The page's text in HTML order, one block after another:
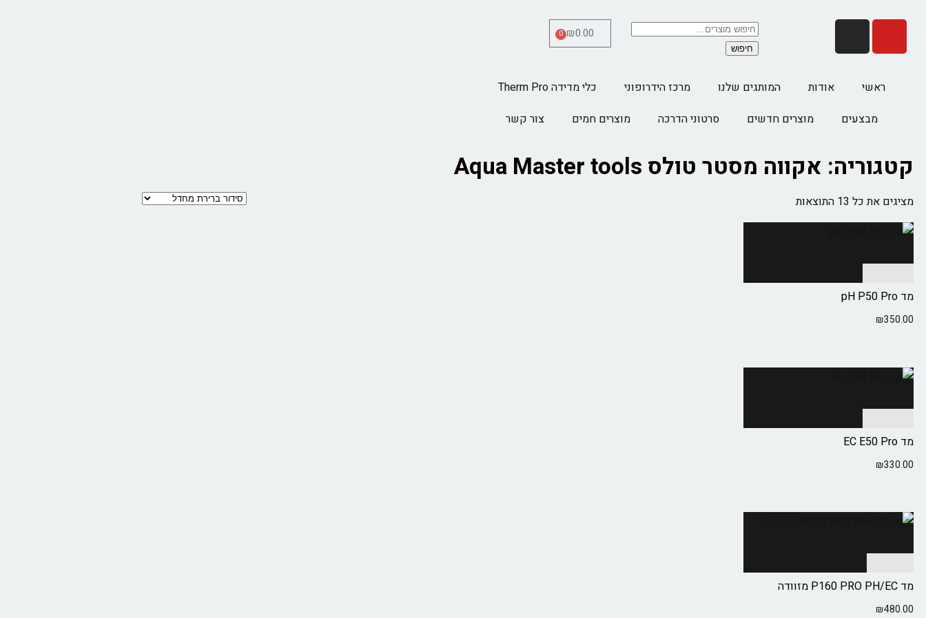
חיפוש
₪0.00
0
ראשי אודות המותגים שלנו מרכז הידרופוני
כלי מדידה Therm Pro
מבצעים
מוצרים חדשים סרטוני הדרכה מוצרים חמים צור קשר
קטגוריה: אקווה מסטר טולס Aqua Master tools
מציגים את כל ⁦13⁩ התוצאות
מד pH P50 Pro
₪350.00
מד EC E50 Pro
₪330.00
מד P160 PRO PH/EC מזוודה
₪480.00